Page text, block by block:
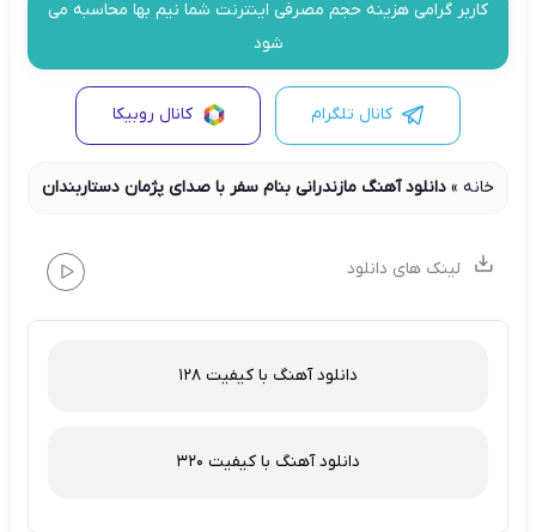
کاربر گرامی هزینه حجم مصرفی اینترنت شما نیم بها محاسبه می
شود
کانال تلگرام کانال روبیکا
خانه» دانلود آهنگ مازندرانی بنام سفر با صدای پژمان دستاربندان
لینک های دانلود
دانلود آهنگ با کیفیت 128
دانلود آهنگ با کیفیت 320